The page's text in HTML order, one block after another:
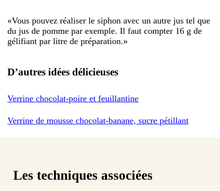
«Vous pouvez réaliser le siphon avec un autre jus tel que
du jus de pomme par exemple. Il faut compter 16 g de
gélifiant par litre de préparation.»
D’autres idées délicieuses
Verrine chocolat-poire et feuillantine
Verrine de mousse chocolat-banane, sucre pétillant
Les techniques associées